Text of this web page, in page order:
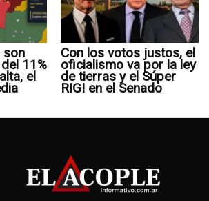
son
11%
el
Con los votos justos, el
oficialismo va por la ley
de tierras y el Súper
RIGI en el Senado